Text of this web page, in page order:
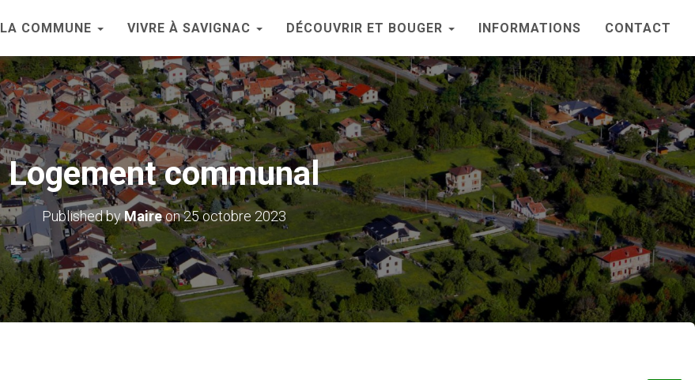
LA COMMUNE VIVRE À SAVIGNAC DÉCOUVRIR ET BOUGER INFORMATIONS CONTACT
Logement communal
Published byMaireon25 octobre 2023